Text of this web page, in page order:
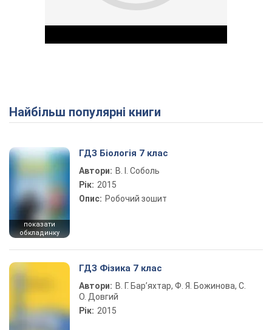
Play Video
Найбільш популярні книги
показати
обкладинку
ГДЗ Біологія 7 клас
Автори: В. І. Соболь
Рік: 2015
Опис: Робочий зошит
ГДЗ Фізика 7 клас
Автори: В. Г. Бар’яхтар, Ф. Я. Божинова, С.
О. Довгий
Рік: 2015